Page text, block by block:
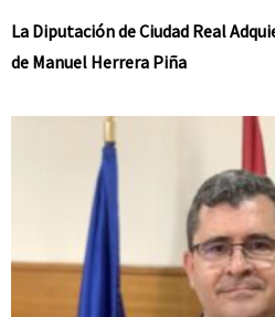
La Diputación de Ciudad Real
de Manuel Herrera Piña